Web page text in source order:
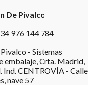
De Pivalco
976 144 784
Pivalco - Sistemas
embalaje, Crta. Madrid,
Ind. CENTROVÍA - Calle
nave 57